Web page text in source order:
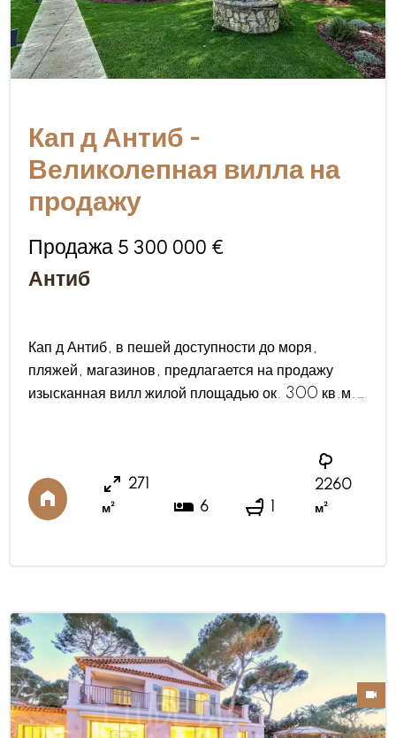
Кап д Антиб -
Великолепная вилла на
продажу
Продажа 5 300 000 €
Антиб
Кап д Антиб, в пешей доступности до моря,
пляжей, магазинов, предлагается на продажу
изысканная вилл жилой площадью ок. 300 кв.м.,
выходят на просторную террасу и в сад, где вы
сможете отдохнуть у большого бассейна.
271
м²
6
2260
м²